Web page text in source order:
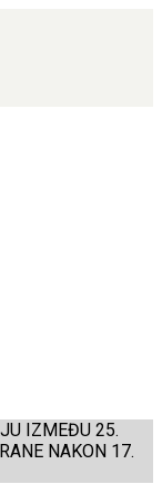
IZMEĐU 25.
NAKON 17.